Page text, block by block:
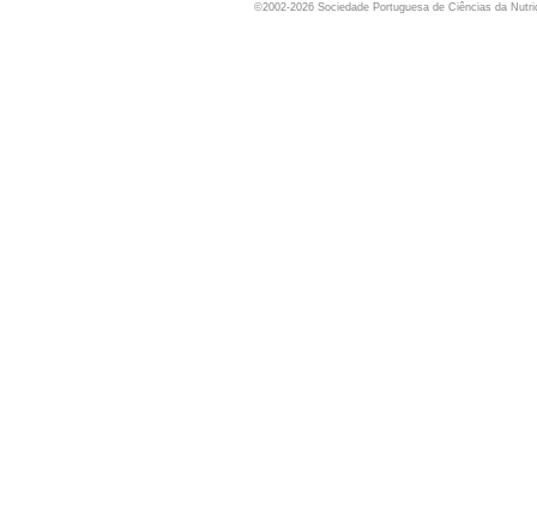
©2002-2026 Sociedade Portuguesa de Ciências da